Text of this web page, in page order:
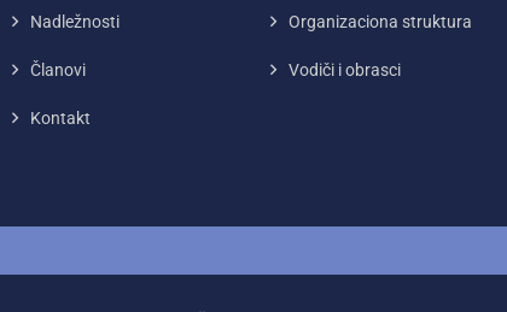
Nadležnosti Organizaciona struktura
Članovi Vodiči i obrasci
Kontakt